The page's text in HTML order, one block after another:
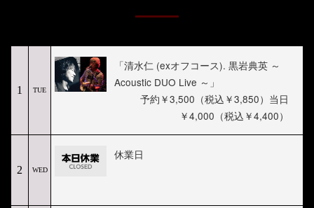
1 TUE
「清水仁 (exオフコース). 黒岩典英 ～
Acoustic DUO Live ～」
予約￥3,500（税込￥3,850）当日
￥4,000（税込￥4,400）
2 WED
休業日